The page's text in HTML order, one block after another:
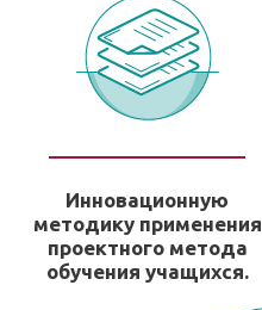
Инновационную
методику применения
проектного метода
обучения учащихся.